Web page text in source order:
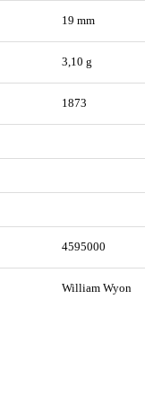
19 mm
3,10 g
1873
4595000
William Wyon